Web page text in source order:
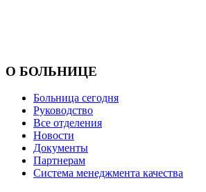
О БОЛЬНИЦЕ
Больница сегодня
Руководство
Все отделения
Новости
Документы
Партнерам
Система менеджмента качества